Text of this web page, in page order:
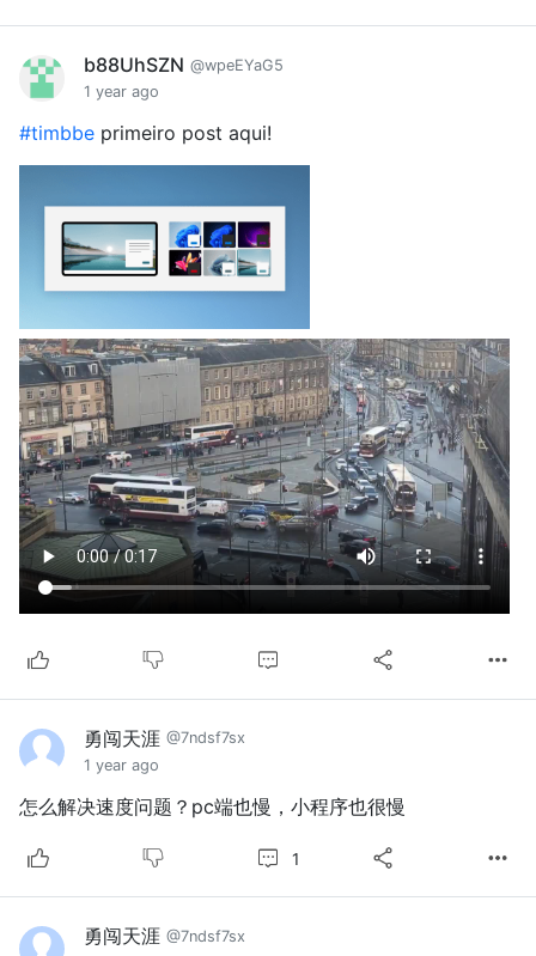
b88UhSZN @wpeEYaG5
1 year ago
#timbbe primeiro post aqui!
勇闯天涯 @7ndsf7sx
1 year ago
怎么解决速度问题？pc端也慢，小程序也很慢
1
勇闯天涯 @7ndsf7sx